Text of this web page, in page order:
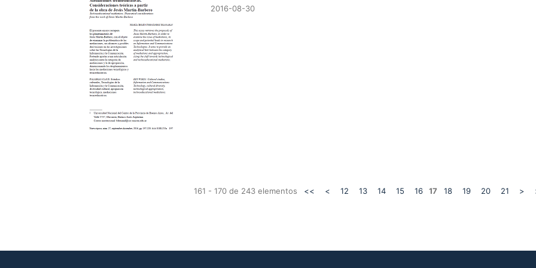
2016-08-30
161 - 170 de 243 elementos << < 12 13 14 15 16 17 18 19 20 21 >